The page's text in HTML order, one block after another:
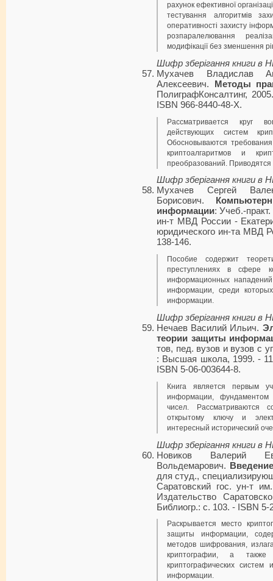
рахунок ефективної
тестування алгоритмів
оперативності захисту
розпаралелювання
модифікації без зменшення
Шифр зберігання книги в
Мухачев Владислав
Алексеевич.
Методы
ПолиграфКонсалтинг,
ISBN 966-8440-48-X.
Рассматривается круг
действующих систем
Обосновываются
криптоалгаритмов и
преобразований.
Шифр зберігання книги в
Мухачев Сергей
Борисович.
информации: Учеб.-
ин-т МВД России -
юридического ин-та МВД
138-146.
Пособие содержит
преступлениях в сфере
информационных
информации, среди
информации.
Шифр зберігання книги в
Нечаев Василий Ильич.
теории защиты
тов, пед. вузов и вузов с
: Высшая школа, 1999. -
ISBN 5-06-003644-8.
Книга является первым
информации, фундаментом
чисел. Рассматриваются
открытому ключу и
интересный исторический
Шифр зберігання книги в
Новиков Валерий
Вольдемарович.
для студ.,
Саратовский гос. ун-т
Издательство
Библиогр.: с. 103. - ISBN 5-
Раскрывается место
защиты информации,
методов шифрования,
криптографии, а
криптографических
информации.